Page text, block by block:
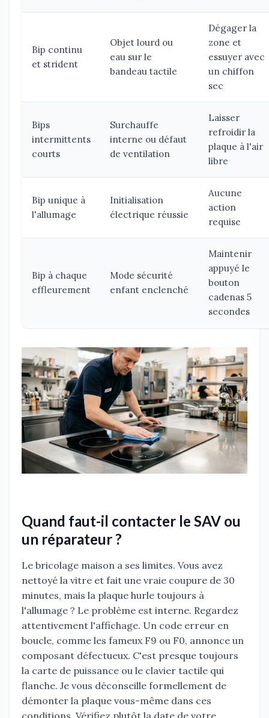
Bip continu
et strident
Objet lourd ou
eau sur le
bandeau tactile
Dégager la
zone et
essuyer avec
un chiffon
sec
Bips
intermittents
courts
Surchauffe
interne ou défaut
de ventilation
Laisser
refroidir la
plaque à l'air
libre
Bip unique à
l'allumage
Initialisation
électrique réussie
Aucune
action
requise
Bip à chaque
effleurement
Mode sécurité
enfant enclenché
Maintenir
appuyé le
bouton
cadenas 5
secondes
Quand faut-il contacter le SAV ou
un réparateur ?
Le bricolage maison a ses limites. Vous avez
nettoyé la vitre et fait une vraie coupure de 30
minutes, mais la plaque hurle toujours à
l'allumage ? Le problème est interne. Regardez
attentivement l'affichage. Un code erreur en
boucle, comme les fameux F9 ou F0, annonce un
composant défectueux. C'est presque toujours
la carte de puissance ou le clavier tactile qui
flanche. Je vous déconseille formellement de
démonter la plaque vous-même dans ces